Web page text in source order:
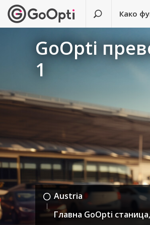
Како
GoOpti
1
Austria
Главна GoOpti